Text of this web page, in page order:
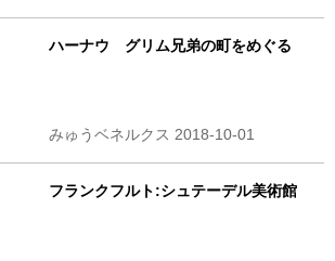
ハーナウ グリム兄弟の町をめぐる
みゅうベネルクス 2018-10-01
フランクフルト:シュテーデル美術館